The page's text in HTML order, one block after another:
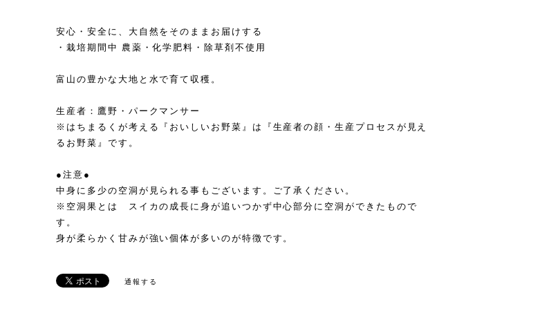
安心・安全に、大自然をそのままお届けする
・栽培期間中 農薬・化学肥料・除草剤不使用
富山の豊かな大地と水で育て収穫。
生産者：鷹野・パークマンサー
※はちまるくが考える『おいしいお野菜』は『生産者の顔・生産プロセスが見え
るお野菜』です。
●注意●
中身に多少の空洞が見られる事もございます。ご了承ください。
※空洞果とは スイカの成長に身が追いつかず中心部分に空洞ができたもので
す。
身が柔らかく甘みが強い個体が多いのが特徴です。
通報する